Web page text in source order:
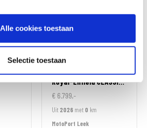
Alle cookies toestaan
Selectie toestaan
Royal-EnfieldCLASSIC 350
€ 6.799,-
Uit 2026 met 0 km
MotoPort Leek